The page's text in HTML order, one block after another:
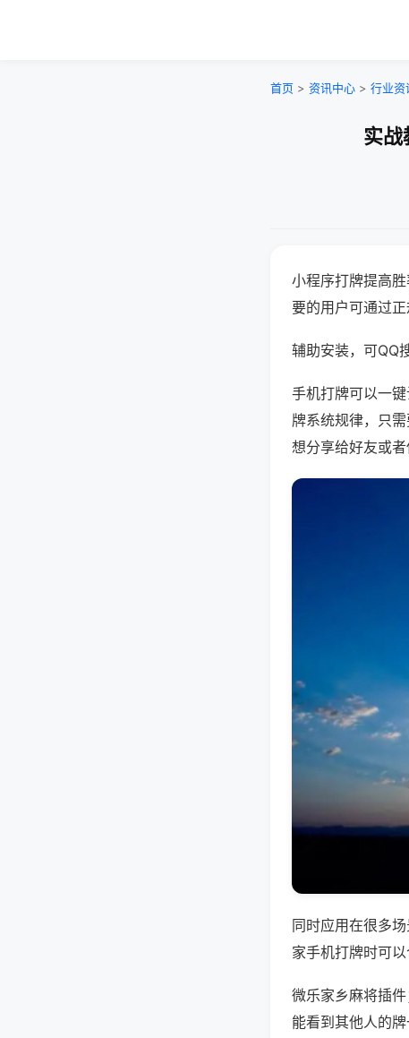
首页 > 资讯中心 > 行业资
实战
小程序打牌提高
要的用户可通过正
辅助安装，可QQ
手机打牌可以一
牌系统规律，只
想分享给好友或者
同时应用在很多
家手机打牌时可
微乐家乡麻将插
能看到其他人的